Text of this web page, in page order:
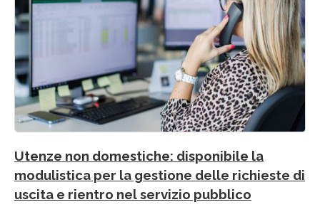
Utenze non domestiche: disponibile la
modulistica per la gestione delle richieste di
uscita e rientro nel servizio pubblico